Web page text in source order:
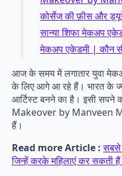
कोर्सेज की फ़ीस और
सान्या शिफा मेकअप
मेकअप एकेडमी | कौन
आज के समय में लगातार युवा
के लिए आगे आ रहे हैं। भारत के
आर्टिस्ट बनने का है। इसी सपने
Makeover by Manveen
हैं।
Read more Article : सबसे
जिन्हें करके महिलाएं कर सकती हैं